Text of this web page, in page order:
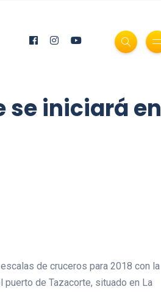
se iniciará en
de cruceros para 2018 con la
de Tazacorte, situado en La